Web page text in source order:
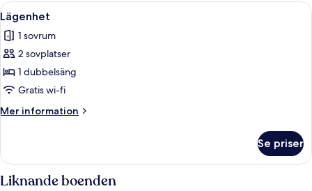
Öppna
alla
foton
för
Lägenhet
Ett modernt sovrum med en säng,
14
Lägenhet
1 sovrum
2 sovplatser
1 dubbelsäng
Gratis wi-fi
Mer information
Mer
Se priser
Liknande boenden